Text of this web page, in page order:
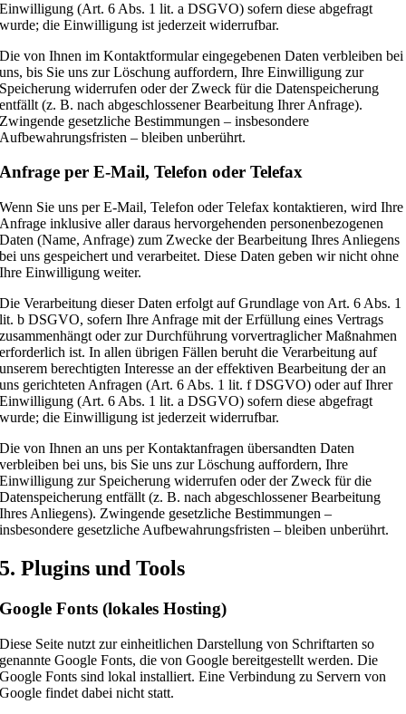
Einwilligung (Art. 6 Abs. 1 lit. a DSGVO) sofern diese abgefragt
wurde; die Einwilligung ist jederzeit widerrufbar.
Die von Ihnen im Kontaktformular eingegebenen Daten verbleiben bei
uns, bis Sie uns zur Löschung auffordern, Ihre Einwilligung zur
Speicherung widerrufen oder der Zweck für die Datenspeicherung
entfällt (z. B. nach abgeschlossener Bearbeitung Ihrer Anfrage).
Zwingende gesetzliche Bestimmungen – insbesondere
Aufbewahrungsfristen – bleiben unberührt.
Anfrage per E-Mail, Telefon oder Telefax
Wenn Sie uns per E-Mail, Telefon oder Telefax kontaktieren, wird Ihre
Anfrage inklusive aller daraus hervorgehenden personenbezogenen
Daten (Name, Anfrage) zum Zwecke der Bearbeitung Ihres Anliegens
bei uns gespeichert und verarbeitet. Diese Daten geben wir nicht ohne
Ihre Einwilligung weiter.
Die Verarbeitung dieser Daten erfolgt auf Grundlage von Art. 6 Abs. 1
lit. b DSGVO, sofern Ihre Anfrage mit der Erfüllung eines Vertrags
zusammenhängt oder zur Durchführung vorvertraglicher Maßnahmen
erforderlich ist. In allen übrigen Fällen beruht die Verarbeitung auf
unserem berechtigten Interesse an der effektiven Bearbeitung der an
uns gerichteten Anfragen (Art. 6 Abs. 1 lit. f DSGVO) oder auf Ihrer
Einwilligung (Art. 6 Abs. 1 lit. a DSGVO) sofern diese abgefragt
wurde; die Einwilligung ist jederzeit widerrufbar.
Die von Ihnen an uns per Kontaktanfragen übersandten Daten
verbleiben bei uns, bis Sie uns zur Löschung auffordern, Ihre
Einwilligung zur Speicherung widerrufen oder der Zweck für die
Datenspeicherung entfällt (z. B. nach abgeschlossener Bearbeitung
Ihres Anliegens). Zwingende gesetzliche Bestimmungen –
insbesondere gesetzliche Aufbewahrungsfristen – bleiben unberührt.
5. Plugins und Tools
Google Fonts (lokales Hosting)
Diese Seite nutzt zur einheitlichen Darstellung von Schriftarten so
genannte Google Fonts, die von Google bereitgestellt werden. Die
Google Fonts sind lokal installiert. Eine Verbindung zu Servern von
Google findet dabei nicht statt.